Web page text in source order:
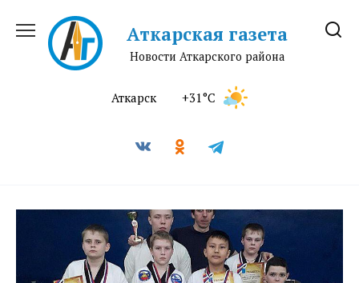
содержанию
Аткарская газета
Новости Аткарского района
Аткарск +31°C